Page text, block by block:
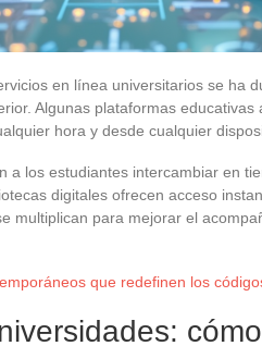
en línea universitarios se ha
Algunas plataformas
hora y desde cualquier
a los estudiantes intercambiar en
digitales ofrecen acceso
multiplican para mejorar el
que redefinen los